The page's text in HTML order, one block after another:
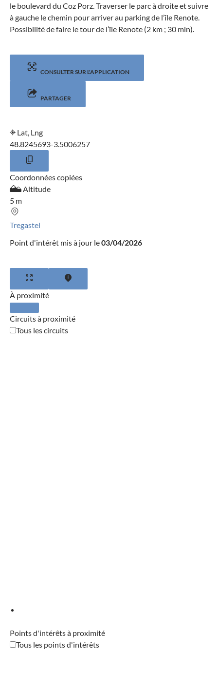
le boulevard du Coz Porz. Traverser le parc à droite et suivre
à gauche le chemin pour arriver au parking de l’île Renote.
Possibilité de faire le tour de l’île Renote (2 km ; 30 min).
CONSULTER SUR L'APPLICATION
PARTAGER
Lat, Lng
48.8245693-3.5006257
Coordonnées copiées
Altitude
5 m
Tregastel
Point d'intérêt mis à jour le03/04/2026
À proximité
Circuits à proximité
Tous les circuits
Points d'intérêts à proximité
Tous les points d'intérêts